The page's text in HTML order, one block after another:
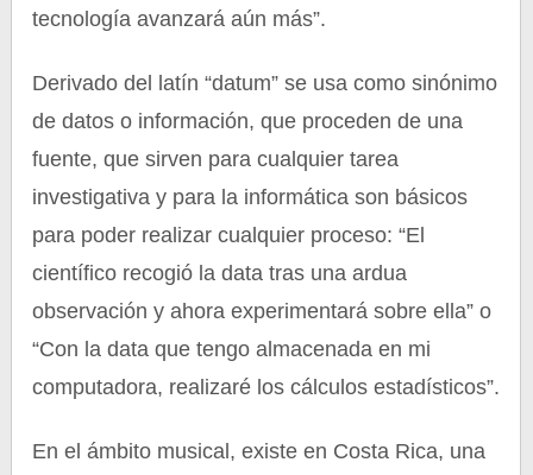
tecnología avanzará aún más”.
Derivado del latín “datum” se usa como sinónimo
de datos o información, que proceden de una
fuente, que sirven para cualquier tarea
investigativa y para la informática son básicos
para poder realizar cualquier proceso: “El
científico recogió la data tras una ardua
observación y ahora experimentará sobre ella” o
“Con la data que tengo almacenada en mi
computadora, realizaré los cálculos estadísticos”.
En el ámbito musical, existe en Costa Rica, una